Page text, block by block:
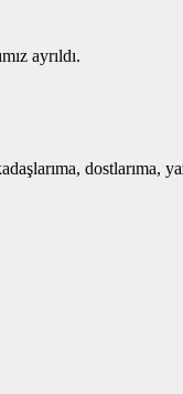
ayrıldı.
dostlarıma,